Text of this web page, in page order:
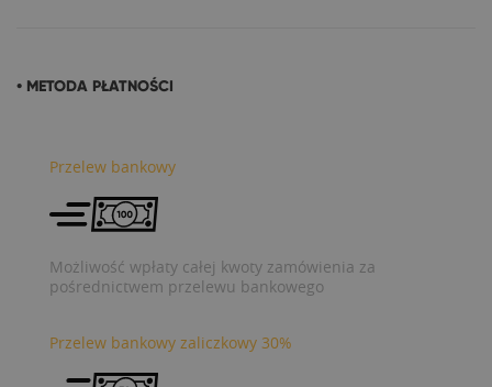
• METODA PŁATNOŚCI
Przelew bankowy
Możliwość wpłaty całej kwoty zamówienia za
pośrednictwem przelewu bankowego
Przelew bankowy zaliczkowy 30%